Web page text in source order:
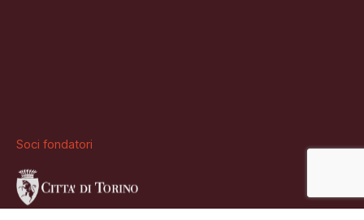
Soci fondatori